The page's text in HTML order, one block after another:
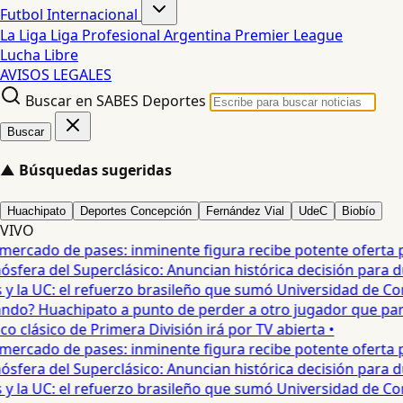
Futbol Internacional
La Liga Liga Profesional Argentina Premier League
Lucha Libre
AVISOS LEGALES
Buscar en SABES Deportes
Buscar
▲ Búsquedas sugeridas
Huachipato Deportes Concepción Fernández Vial UdeC Biobío
VIVO
de pases: inminente figura recibe potente oferta
del Superclásico: Anuncian histórica decisión para
UC: el refuerzo brasileño que sumó Universidad de
Huachipato a punto de perder a otro jugador que
de Primera División irá por TV abierta •
de pases: inminente figura recibe potente oferta
del Superclásico: Anuncian histórica decisión para
UC: el refuerzo brasileño que sumó Universidad de